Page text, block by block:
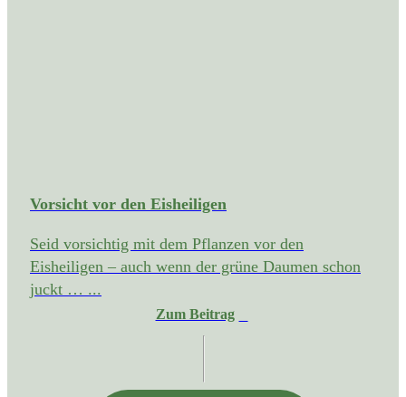
Vorsicht vor den Eisheiligen
Seid vorsichtig mit dem Pflanzen vor den
Eisheiligen – auch wenn der grüne Daumen schon
juckt … ...
Zum Beitrag